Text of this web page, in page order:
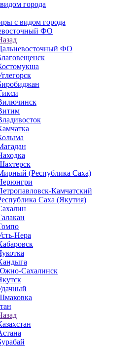
города
с видом города
ФО
ФО
(Республика Саха)
Камчатский
Саха (Якутия)
Нера
Сахалинск